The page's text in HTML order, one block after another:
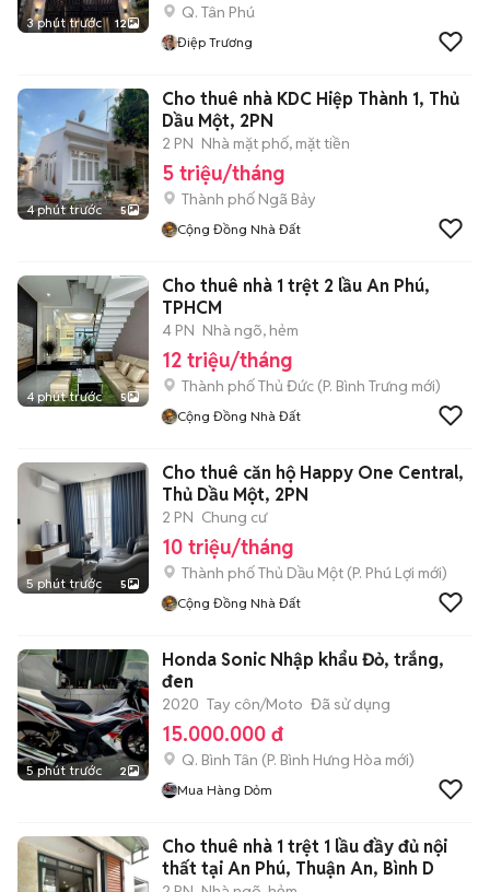
3 phút trước 12
Q. Tân Phú
Điệp Trương
4 phút trước 5
Cho thuê nhà KDC Hiệp Thành 1, Thủ
Dầu Một, 2PN
2 PN Nhà mặt phố, mặt tiền
5 triệu/tháng
Thành phố Ngã Bảy
Cộng Đồng Nhà Đất
4 phút trước 5
Cho thuê nhà 1 trệt 2 lầu An Phú,
TPHCM
4 PN Nhà ngõ, hẻm
12 triệu/tháng
Thành phố Thủ Đức (P. Bình Trưng mới)
Cộng Đồng Nhà Đất
5 phút trước 5
Cho thuê căn hộ Happy One Central,
Thủ Dầu Một, 2PN
2 PN Chung cư
10 triệu/tháng
Thành phố Thủ Dầu Một (P. Phú Lợi mới)
Cộng Đồng Nhà Đất
5 phút trước 2
Honda Sonic Nhập khẩu Đỏ, trắng,
đen
2020 Tay côn/Moto Đã sử dụng
15.000.000 đ
Q. Bình Tân (P. Bình Hưng Hòa mới)
Mua Hàng Dỏm
Cho thuê nhà 1 trệt 1 lầu đầy đủ nội
thất tại An Phú, Thuận An, Bình D